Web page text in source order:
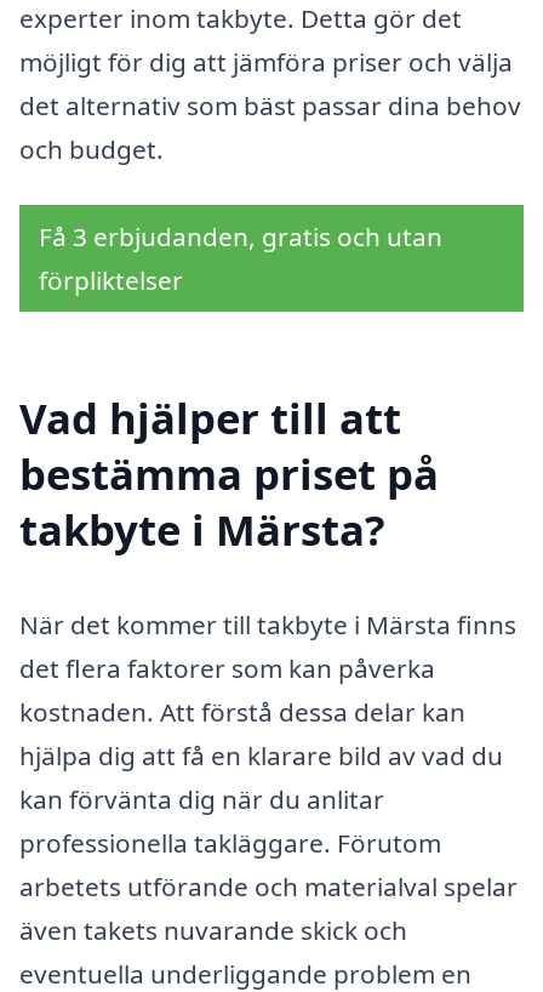
experter inom takbyte. Detta gör det
möjligt för dig att jämföra priser och välja
det alternativ som bäst passar dina behov
och budget.
Få 3 erbjudanden, gratis och utan
förpliktelser
Vad hjälper till att
bestämma priset på
takbyte i Märsta?
När det kommer till takbyte i Märsta finns
det flera faktorer som kan påverka
kostnaden. Att förstå dessa delar kan
hjälpa dig att få en klarare bild av vad du
kan förvänta dig när du anlitar
professionella takläggare. Förutom
arbetets utförande och materialval spelar
även takets nuvarande skick och
eventuella underliggande problem en